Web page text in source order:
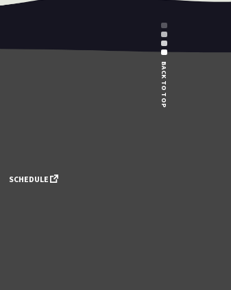
BACK TO TOP
SCHEDULE